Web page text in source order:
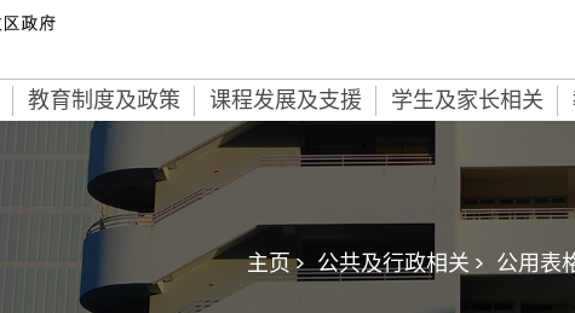
教育制度及政策 课程发展及支援 学生及家长相关
主页 > 公共及行政相关 > 公用表